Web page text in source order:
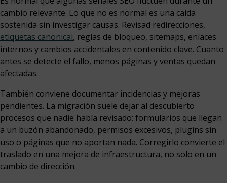
cambio relevante. Lo que no es normal es una caída
sostenida sin investigar causas. Revisad redirecciones,
etiquetas canonical, reglas de bloqueo, sitemaps, enlaces
internos y cambios accidentales en contenido clave. Cuanto
antes se detecte el fallo, menos páginas y ventas quedan
afectadas.
También conviene documentar incidencias y mejoras
pendientes. La migración suele dejar al descubierto
procesos que nadie había revisado: formularios que llegan
a un buzón abandonado, permisos excesivos, plugins sin
uso o páginas que no aportan nada. Corregirlo convierte el
traslado en una mejora de infraestructura, no solo en un
cambio de dirección.